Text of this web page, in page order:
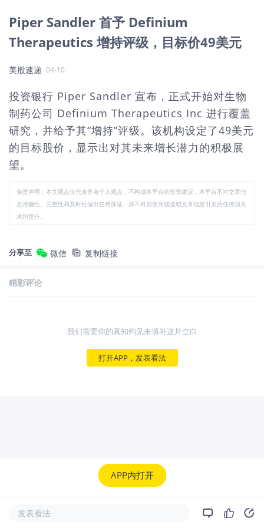
Piper Sandler 首予 Definium
Therapeutics 增持评级，目标价49美元
美股速递 04-10
投资银行 Piper Sandler 宣布，正式开始对生物
制药公司 Definium Therapeutics Inc 进行覆盖
研究，并给予其“增持”评级。该机构设定了49美元
的目标股价，显示出对其未来增长潜力的积极展
望。
免责声明：本文观点仅代表作者个人观点，不构成本平台的投资建议，本平台不对文章信
息准确性、完整性和及时性做出任何保证，亦不对因使用或信赖文章信息引发的任何损失
承担责任。
分享至 微信 复制链接
精彩评论
我们需要你的真知灼见来填补这片空白
打开APP，发表看法
APP内打开
发表看法